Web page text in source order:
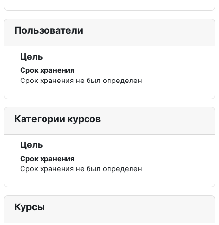
Пользователи
Цель
Срок хранения
Срок хранения не был определен
Категории курсов
Цель
Срок хранения
Срок хранения не был определен
Курсы